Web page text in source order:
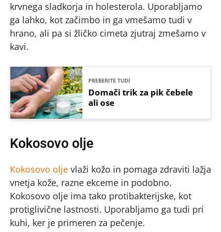
krvnega sladkorja in holesterola. Uporabljamo
ga lahko, kot začimbo in ga vmešamo tudi v
hrano, ali pa si žličko cimeta zjutraj zmešamo v
kavi.
PREBERITE TUDI
Domači trik za pik čebele
ali ose
Kokosovo olje
Kokosovo olje vlaži kožo in pomaga zdraviti lažja
vnetja kože, razne ekceme in podobno.
Kokosovo olje ima tako protibakterijske, kot
protiglivične lastnosti. Uporabljamo ga tudi pri
kuhi, ker je primeren za pečenje.